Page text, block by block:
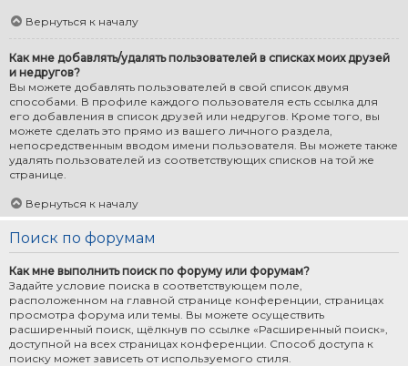
Вернуться к началу
Как мне добавлять/удалять пользователей в списках моих друзей
и недругов?
Вы можете добавлять пользователей в свой список двумя
способами. В профиле каждого пользователя есть ссылка для
его добавления в список друзей или недругов. Кроме того, вы
можете сделать это прямо из вашего личного раздела,
непосредственным вводом имени пользователя. Вы можете также
удалять пользователей из соответствующих списков на той же
странице.
Вернуться к началу
Поиск по форумам
Как мне выполнить поиск по форуму или форумам?
Задайте условие поиска в соответствующем поле,
расположенном на главной странице конференции, страницах
просмотра форума или темы. Вы можете осуществить
расширенный поиск, щёлкнув по ссылке «Расширенный поиск»,
доступной на всех страницах конференции. Способ доступа к
поиску может зависеть от используемого стиля.